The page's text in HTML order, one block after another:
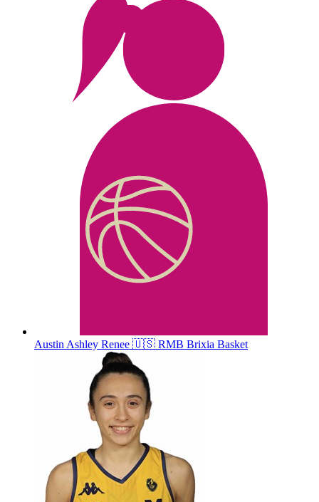
AustinAshley Renee 🇺🇸 RMB Brixia Basket